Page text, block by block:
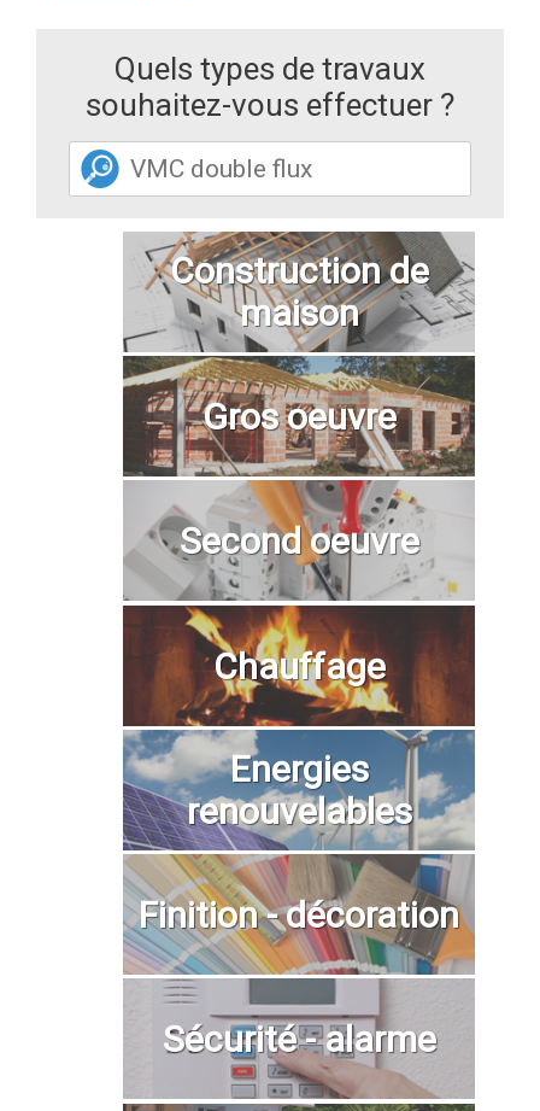
Quels types de travaux
souhaitez-vous effectuer ?
Construction de
maison
Gros oeuvre
Second oeuvre
Chauffage
Energies
renouvelables
Finition - décoration
Sécurité - alarme